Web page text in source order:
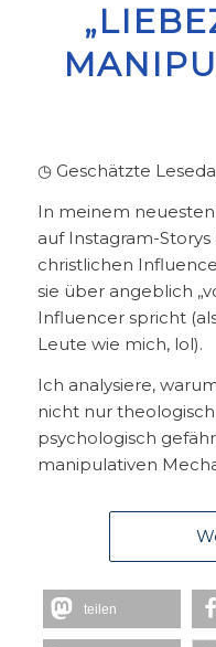
◷ Geschätzte
In meinem
auf Instagram-
christlichen
sie über angeblich
Influencer spricht
Leute wie mich, lol).
Ich analysiere,
nicht nur
psychologisch
manipulativen
teilen